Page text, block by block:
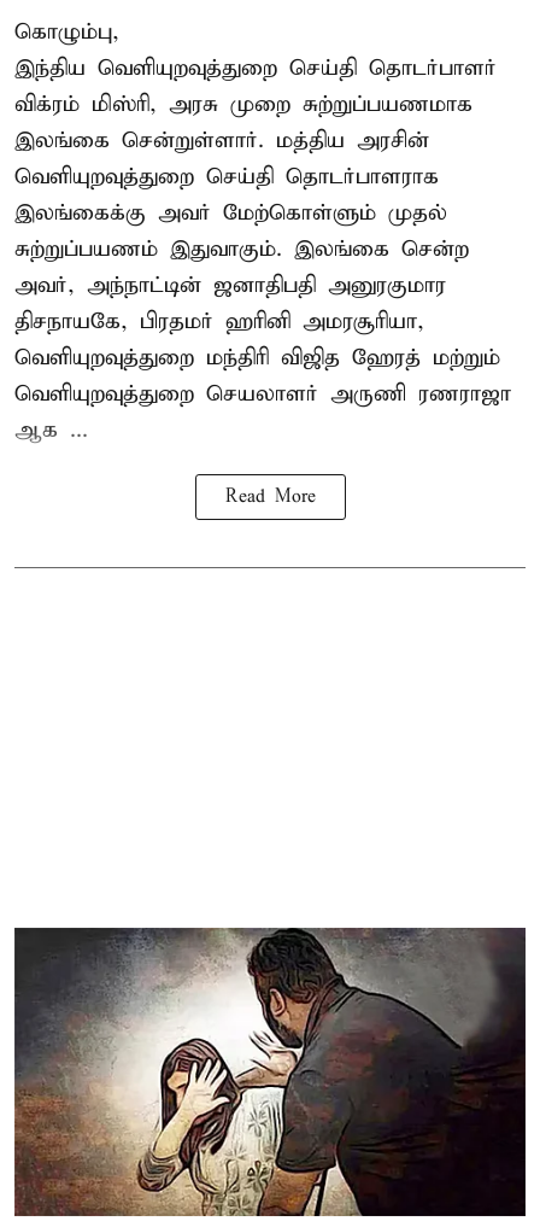
கொழும்பு,
இந்திய வெளியுறவுத்துறை செய்தி தொடர்பாளர்
விக்ரம் மிஸ்ரி, அரசு முறை சுற்றுப்பயணமாக
இலங்கை சென்றுள்ளார். மத்திய அரசின்
வெளியுறவுத்துறை செய்தி தொடர்பாளராக
இலங்கைக்கு அவர் மேற்கொள்ளும் முதல்
சுற்றுப்பயணம் இதுவாகும். இலங்கை சென்ற
அவர், அந்நாட்டின் ஜனாதிபதி அனுரகுமார
திசநாயகே, பிரதமர் ஹரினி அமரசூரியா,
வெளியுறவுத்துறை மந்திரி விஜித ஹேரத் மற்றும்
வெளியுறவுத்துறை செயலாளர் அருணி ரணராஜா
ஆக ...
Read More